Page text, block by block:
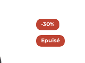
-30%
Epuisé